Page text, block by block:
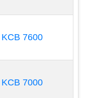
thổi khí chìm
7600
7000